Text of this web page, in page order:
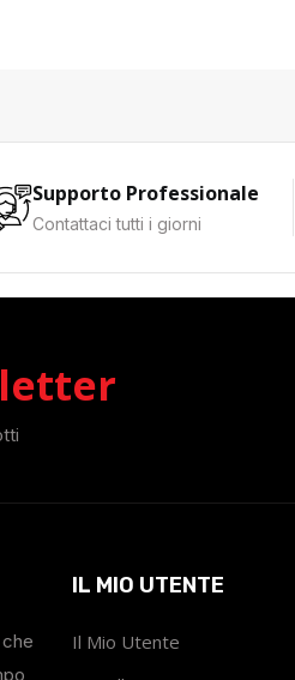
Supporto Professionale
Contattaci tutti i giorni
IL MIO UTENTE
Il Mio Utente